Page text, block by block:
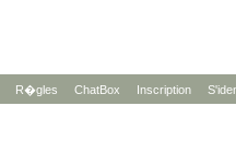
R�gles ChatBox Inscription